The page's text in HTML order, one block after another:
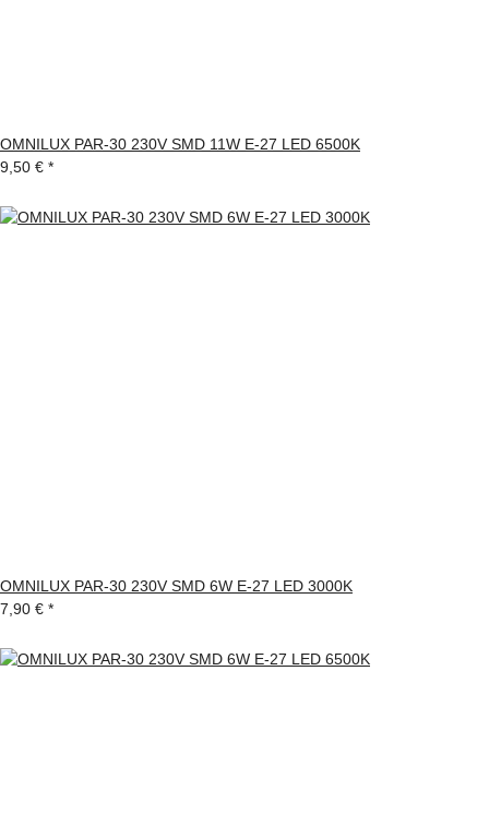
OMNILUX PAR-30 230V SMD 11W E-27 LED 6500K
9,50 € *
OMNILUX PAR-30 230V SMD 6W E-27 LED 3000K
7,90 € *